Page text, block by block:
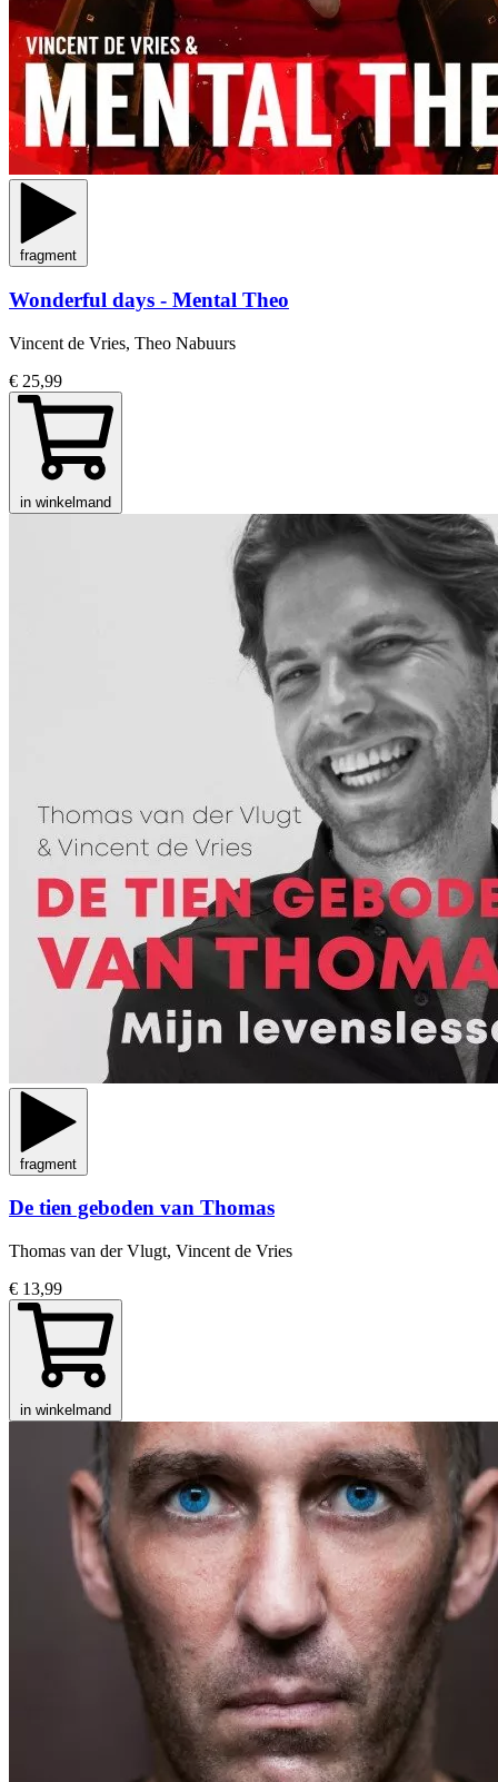
fragment
Wonderful days - Mental Theo
Vincent de Vries, Theo Nabuurs
€ 25,99
in winkelmand
fragment
De tien geboden van Thomas
Thomas van der Vlugt, Vincent de Vries
€ 13,99
in winkelmand